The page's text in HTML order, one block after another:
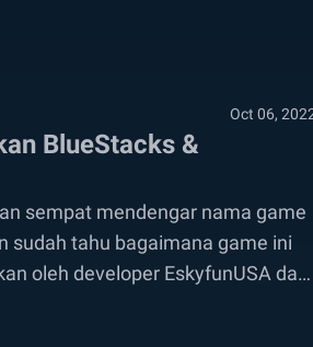
Oct 06,
BlueStacks &
sempat mendengar nama game
sudah tahu bagaimana game ini
oleh developer EskyfunUSA dan